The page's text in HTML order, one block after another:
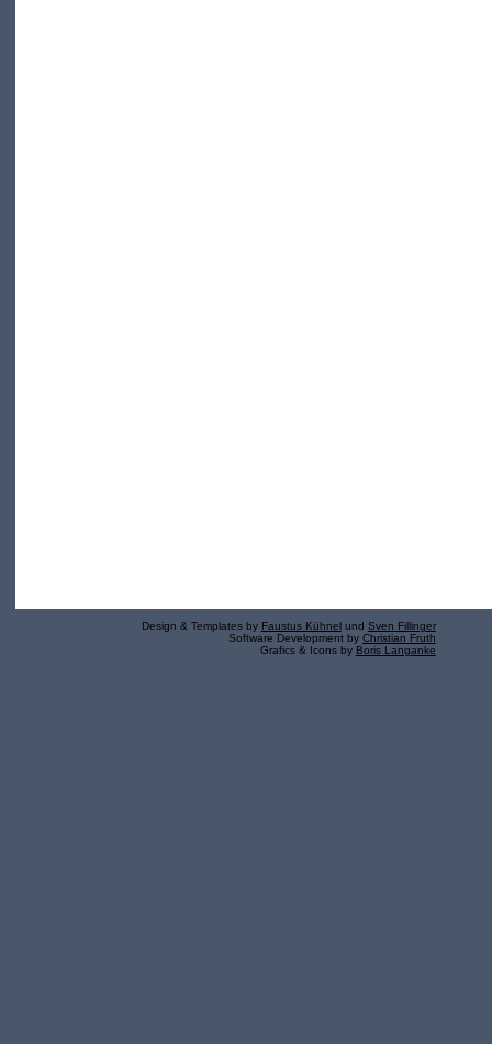
Design & Templates by Faustus Kühnel und Sven Fillinger
Software Development by Christian Fruth
Grafics & Icons by Boris Langanke